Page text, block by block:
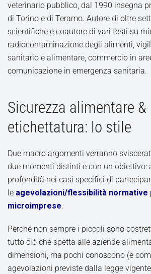
veterinario pubblico, dal 1990 insegna
di Torino e di Teramo. Autore di oltre
scientifiche e coautore di vari testi su
radiocontaminazione degli alimenti,
sanitario e alimentare, commercio in
comunicazione in emergenza sanitaria.
Sicurezza alimentare &
etichettatura: lo stile
Due macro argomenti verranno
due momenti distinti e con un obiettivo:
profondità nei casi specifici di
le agevolazioni/flessibilità normative
microimprese.
Perché non sempre i piccoli sono
tutto ciò che spetta alle aziende
dimensioni, ma pochi conoscono (e
agevolazioni previste dalla legge